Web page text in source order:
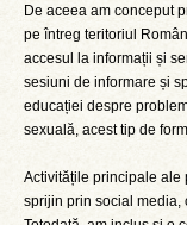
De aceea am conceput
pe întreg teritoriul
accesul la informații și
sesiuni de informare și
educației despre
sexuală, acest tip de
Activitățile principale ale
sprijin prin social media,